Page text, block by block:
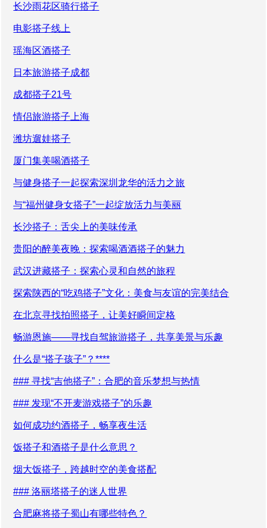
长沙雨花区骑行搭子
电影搭子线上
瑶海区酒搭子
日本旅游搭子成都
成都搭子21号
情侣旅游搭子上海
潍坊遛娃搭子
厦门集美喝酒搭子
与健身搭子一起探索深圳龙华的活力之旅
与“福州健身女搭子”一起绽放活力与美丽
长沙搭子：舌尖上的美味传承
贵阳的醉美夜晚：探索喝酒酒搭子的魅力
武汉进藏搭子：探索心灵和自然的旅程
探索陕西的“吃鸡搭子”文化：美食与友谊的完美结合
在北京寻找拍照搭子，让美好瞬间定格
畅游恩施——寻找自驾旅游搭子，共享美景与乐趣
什么是“搭子孩子”？****
### 寻找“吉他搭子”：合肥的音乐梦想与热情
### 发现“不开麦游戏搭子”的乐趣
如何成功约酒搭子，畅享夜生活
饭搭子和酒搭子是什么意思？
烟大饭搭子，跨越时空的美食搭配
### 洛丽塔搭子的迷人世界
合肥麻将搭子蜀山有哪些特色？